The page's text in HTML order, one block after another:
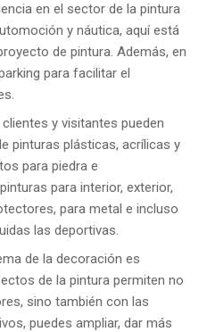
en el sector de la pintura
y náutica, aquí está
de pintura. Además, en
para facilitar el
y visitantes pueden
pinturas plásticas, acrílicas y
para piedra e
para interior, exterior,
para metal e incluso
las deportivas.
de la decoración es
de la pintura permiten no
sino también con las
puedes ampliar, dar más